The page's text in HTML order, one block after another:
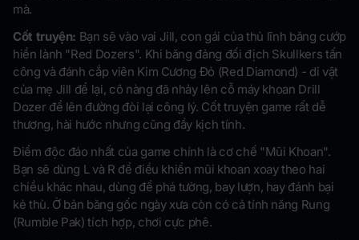
mà.
Cốt truyện: Bạn sẽ vào vai Jill, con gái của thủ lĩnh băng cướp
hiền lành "Red Dozers". Khi băng đảng đối địch Skullkers tấn
công và đánh cắp viên Kim Cương Đỏ (Red Diamond) - di vật
của mẹ Jill để lại, cô nàng đã nhảy lên cỗ máy khoan Drill
Dozer để lên đường đòi lại công lý. Cốt truyện game rất dễ
thương, hài hước nhưng cũng đầy kịch tính.
Điểm độc đáo nhất của game chính là cơ chế "Mũi Khoan".
Bạn sẽ dùng L và R để điều khiển mũi khoan xoay theo hai
chiều khác nhau, dùng để phá tường, bay lượn, hay đánh bại
kẻ thù. Ở bản băng gốc ngày xưa còn có cả tính năng Rung
(Rumble Pak) tích hợp, chơi cực phê.